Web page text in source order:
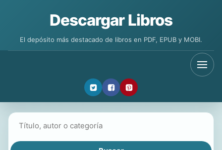
Descargar Libros
El depósito más destacado de libros en PDF, EPUB y MOBI.